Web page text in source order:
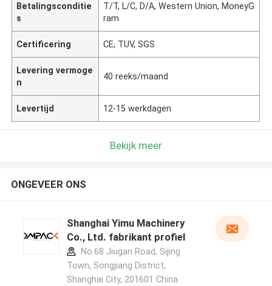
Betalingsconditie
s
T/T, L/C, D/A, Western Union, MoneyG
ram
Certificering CE, TUV, SGS
Levering vermoge
n
40 reeks/maand
Levertijd 12-15 werkdagen
Bekijk meer
ONGEVEER ONS
Shanghai Yimu Machinery
Co., Ltd. fabrikant profiel
No.68 Jiugan Road, Sijing
Town, Songjiang District,
Shanghai City, 201601 China